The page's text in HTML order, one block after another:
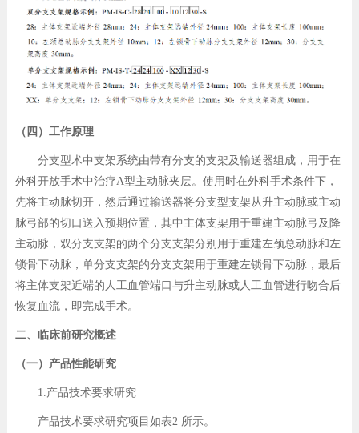
（四）工作原理
分支型术中支架系统由带有分支的支架及输送器组成，用于在
外科开放手术中治疗A型主动脉夹层。使用时在外科手术条件下，
先将主动脉切开，然后通过输送器将分支型支架从升主动脉或主动
脉弓部的切口送入预期位置，其中主体支架用于重建主动脉弓及降
主动脉，双分支支架的两个分支支架分别用于重建左颈总动脉和左
锁骨下动脉，单分支支架的分支支架用于重建左锁骨下动脉，最后
将主体支架近端的人工血管端口与升主动脉或人工血管进行吻合后
恢复血流，即完成手术。
二、临床前研究概述
（一）产品性能研究
1.产品技术要求研究
产品技术要求研究项目如表2 所示。